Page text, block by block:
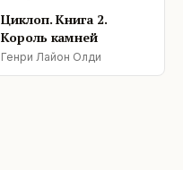
Циклоп. Книга 2.
Король камней
Генри Лайон Олди